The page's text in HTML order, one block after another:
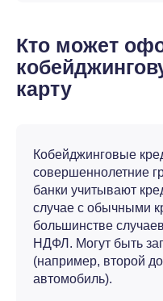
Кто может
карту
Кобейджинговые
совершеннолетние
банки учитывают
случае с обычными
большинстве
НДФЛ. Могут быть
(например, второй
автомобиль).